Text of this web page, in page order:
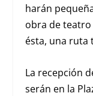
harán
obra de teatro
ésta, una ruta
La recepción
serán en la